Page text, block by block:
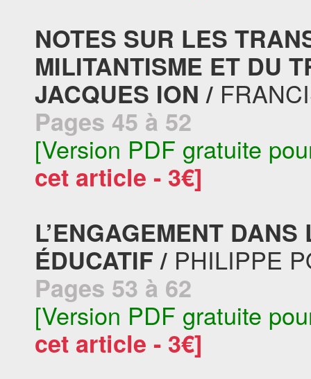
NOTES SUR LES
MILITANTISME ET DU
JACQUES ION /
Pages 45 à 52
[Version PDF gratuite
cet article - 3€]
L’ENGAGEMENT DANS
ÉDUCATIF / PHILIPPE
Pages 53 à 62
[Version PDF gratuite
cet article - 3€]